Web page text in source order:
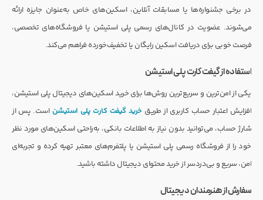
در برخی جشنواره‌ها یا مسابقات آنلاین، اسکین‌های خاص به‌عنوان جایزه ارائه
می‌شوند. عضویت در کانال‌های رسمی پلی استیشن یا فروشگاه‌های تخصصی،
فرصت خوبی برای دریافت اسکین رایگان یا تخفیف‌خورده فراهم می‌کند.
استفاده از گیفت کارت پلی استیشن
یکی از امن‌ترین و سریع‌ترین روش‌ها برای خرید اسکین‌های دیجیتال پلی استیشن،
افزایش اعتبار حساب کاربری از طریق خرید گیفت کارت پلی استیشن است. پس از
شارژ حساب، می‌توانید بدون نیاز به اطلاعات بانکی، به‌راحتی اسکین‌های مورد نظر
خود را از فروشگاه رسمی پلی استیشن یا پلتفرم‌های معتبر تهیه کرده و تجربه‌ای
امن، سریع و بی‌دردسر از خرید محتوای دیجیتال داشته باشید.
سفارش از هنرمندان دیجیتال